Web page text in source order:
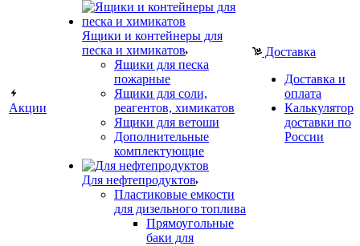
Акции
Ящики и контейнеры для
песка и химикатов
Ящики для песка
пожарные
Ящики для соли,
реагентов, химикатов
Ящики для ветоши
Дополнительные
комплектующие
Для нефтепродуктов
Пластиковые емкости
для дизельного топлива
Прямоугольные
баки для
Доставка
Доставка и
оплата
Калькулятор
доставки по
России